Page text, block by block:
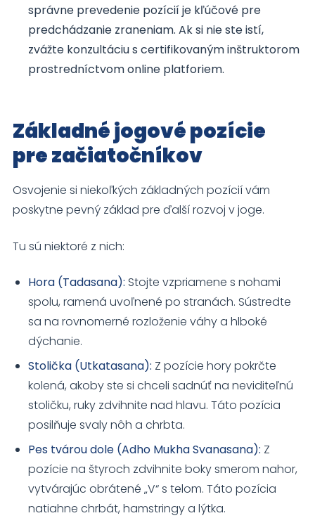
správne prevedenie pozícií je kľúčové pre
predchádzanie zraneniam. Ak si nie ste istí,
zvážte konzultáciu s certifikovaným inštruktorom
prostredníctvom online platforiem.
Základné jogové pozície
pre začiatočníkov
Osvojenie si niekoľkých základných pozícií vám
poskytne pevný základ pre ďalší rozvoj v joge.
Tu sú niektoré z nich:
Hora (Tadasana): Stojte vzpriamene s nohami
spolu, ramená uvoľnené po stranách. Sústredte
sa na rovnomerné rozloženie váhy a hlboké
dýchanie.
Stolička (Utkatasana): Z pozície hory pokrčte
kolená, akoby ste si chceli sadnúť na neviditeľnú
stoličku, ruky zdvihnite nad hlavu. Táto pozícia
posilňuje svaly nôh a chrbta.
Pes tvárou dole (Adho Mukha Svanasana): Z
pozície na štyroch zdvihnite boky smerom nahor,
vytvárajúc obrátené „V“ s telom. Táto pozícia
natiahne chrbát, hamstringy a lýtka.